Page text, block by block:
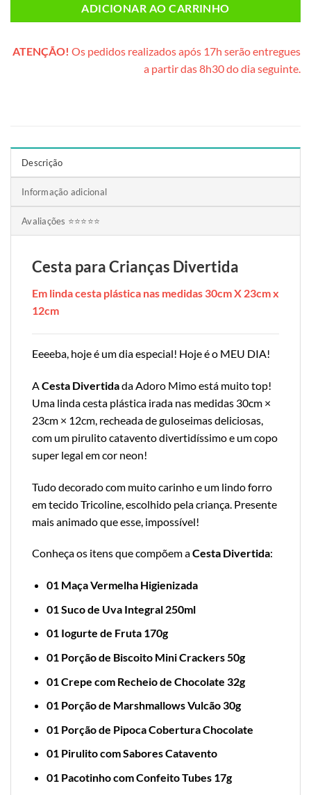
ADICIONAR AO CARRINHO
ATENÇÃO! Os pedidos realizados após 17h serão entregues
a partir das 8h30 do dia seguinte.
Descrição
Informação adicional
Avaliações ⭐⭐⭐⭐⭐
Cesta para Crianças Divertida
Em linda cesta plástica nas medidas 30cm X 23cm x
12cm
Eeeeba, hoje é um dia especial! Hoje é o MEU DIA!
ACesta Divertidada Adoro Mimo está muito top!
Uma linda cesta plástica irada nas medidas 30cm ×
23cm × 12cm, recheada de guloseimas deliciosas,
com um pirulito catavento divertidíssimo e um copo
super legal em cor neon!
Tudo decorado com muito carinho e um lindo forro
em tecido Tricoline, escolhido pela criança. Presente
mais animado que esse, impossível!
Conheça os itens que compõem aCesta Divertida:
01 Maça Vermelha Higienizada
01 Suco de Uva Integral 250ml
01 Iogurte de Fruta 170g
01 Porção de Biscoito Mini Crackers 50g
01 Crepe com Recheio de Chocolate 32g
01 Porção de Marshmallows Vulcão 30g
01 Porção de Pipoca Cobertura Chocolate
01 Pirulito com Sabores Catavento
01 Pacotinho com Confeito Tubes 17g